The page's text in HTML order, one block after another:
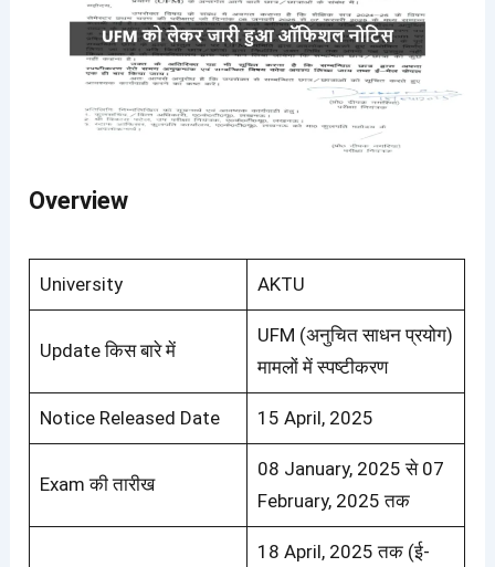
Overview
University AKTU
Update किस बारे में
UFM (अनुचित साधन प्रयोग)
मामलों में स्पष्टीकरण
Notice Released Date 15 April, 2025
Exam की तारीख
08 January, 2025 से 07
February, 2025 तक
18 April, 2025 तक (ई-